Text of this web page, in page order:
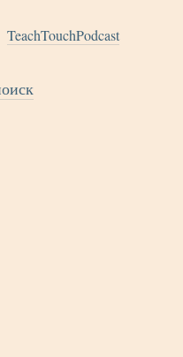
TeachTouchPodcast